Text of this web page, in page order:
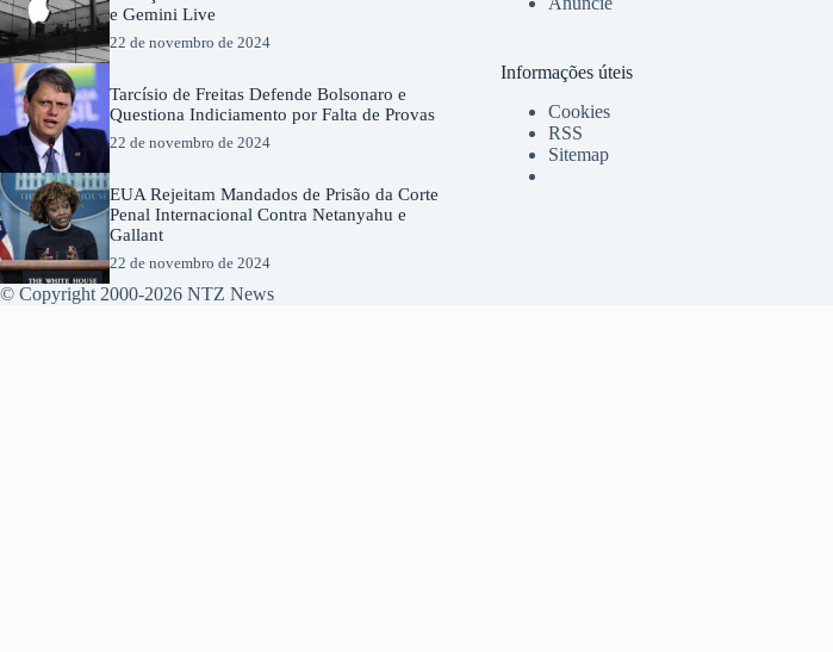
e Gemini Live
22 de novembro de 2024
Tarcísio de Freitas Defende Bolsonaro e
Questiona Indiciamento por Falta de Provas
22 de novembro de 2024
EUA Rejeitam Mandados de Prisão da Corte
Penal Internacional Contra Netanyahu e
Gallant
22 de novembro de 2024
Informações úteis
Cookies
RSS
Sitemap
© Copyright 2000-2026 NTZ News